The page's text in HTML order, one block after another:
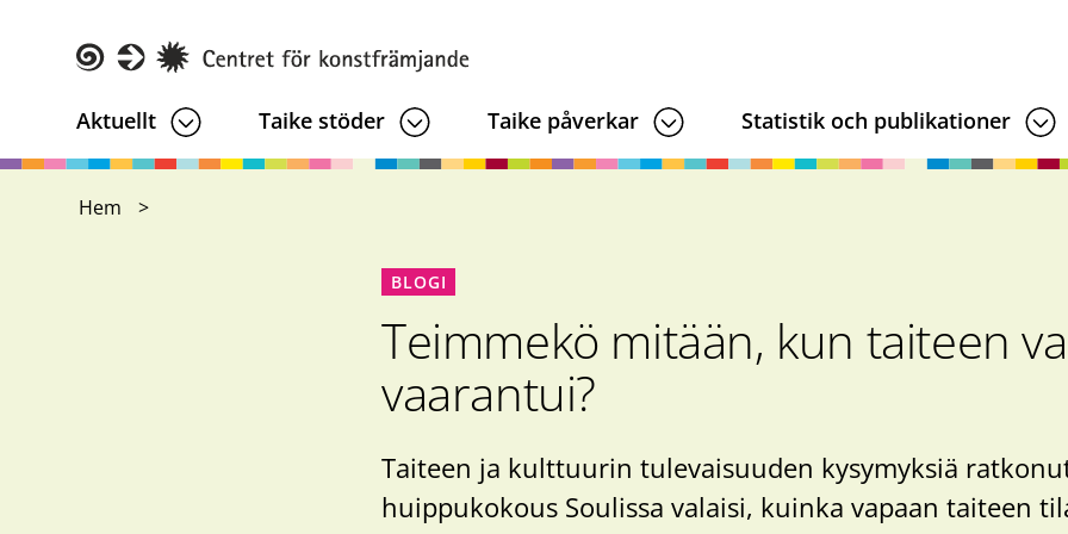
Aktuellt Taike stöder Taike påverkar Statistik och publikationer
Hem
BLOGI
Teimmekö mitään, kun taiteen
vaarantui?
Taiteen ja kulttuurin tulevaisuuden kysymyksiä
huippukokous Soulissa valaisi, kuinka vapaan taiteen